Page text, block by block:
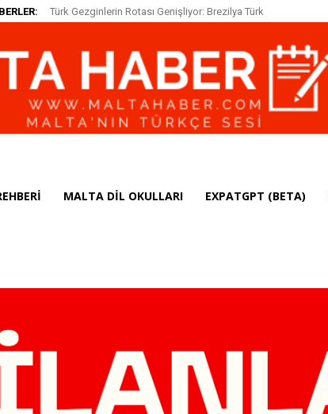
Türk Gezginlerin Rotası Genişliyor: Brezilya Türk
MALTA DIL OKULLARI EXPATGPT (BETA)